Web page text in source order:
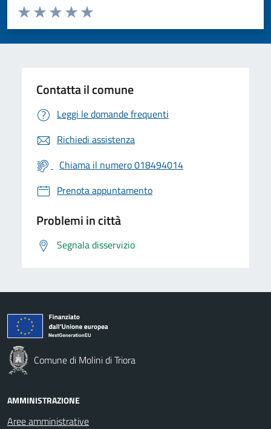
Valuta da 1 a 5 stelle la pagina
Valuta 5 stelle su 5
Valuta 4 stelle su 5
Valuta 3 stelle su 5
Valuta 2 stelle su 5
Valuta 1 stelle su 5
Contatta il comune
Leggi le domande frequenti
Richiedi assistenza
Chiama il numero 018494014
Prenota appuntamento
Problemi in città
Segnala disservizio
Comune di Molini di Triora
AMMINISTRAZIONE
Aree amministrative